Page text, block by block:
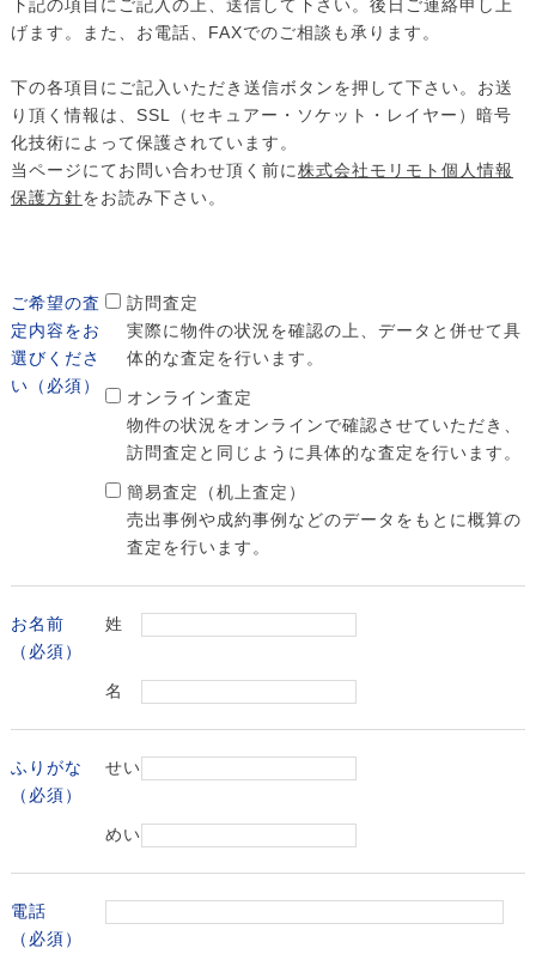
下記の項目にご記入の上、送信して下さい。後日ご連絡申し上
げます。また、お電話、FAXでのご相談も承ります。
下の各項目にご記入いただき送信ボタンを押して下さい。お送
り頂く情報は、SSL（セキュアー・ソケット・レイヤー）暗号
化技術によって保護されています。
当ページにてお問い合わせ頂く前に株式会社モリモト個人情報
保護方針をお読み下さい。
ご希望の査
定内容をお
選びくださ
い（必須）
訪問査定
実際に物件の状況を確認の上、データと併せて具
体的な査定を行います。
オンライン査定
物件の状況をオンラインで確認させていただき、
訪問査定と同じように具体的な査定を行います。
簡易査定（机上査定）
売出事例や成約事例などのデータをもとに概算の
査定を行います。
お名前
（必須）
姓
名
ふりがな
（必須）
せい
めい
電話
（必須）